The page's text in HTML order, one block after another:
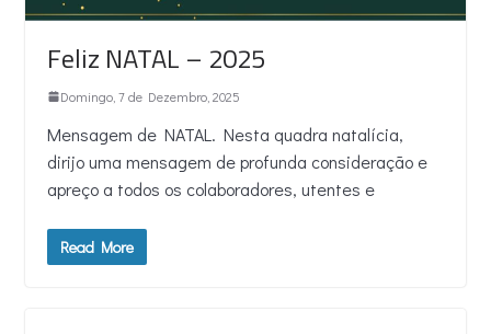
Feliz NATAL – 2025
Domingo, 7 de Dezembro, 2025
Mensagem de NATAL. Nesta quadra natalícia,
dirijo uma mensagem de profunda consideração e
apreço a todos os colaboradores, utentes e
Read More